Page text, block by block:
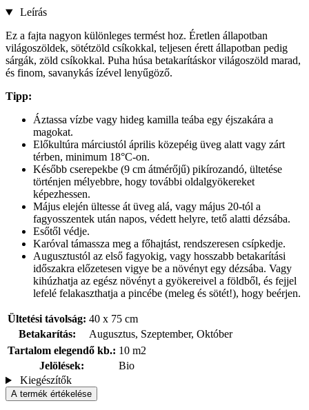
Leírás
Ez a fajta nagyon különleges termést hoz. Éretlen állapotban
világoszöldek, sötétzöld csíkokkal, teljesen érett állapotban pedig
sárgák, zöld csíkokkal. Puha húsa betakarításkor világoszöld marad,
és finom, savanykás ízével lenyűgöző.
Tipp:
Áztassa vízbe vagy hideg kamilla teába egy éjszakára a
magokat.
Előkultúra márciustól április közepéig üveg alatt vagy zárt
térben, minimum 18°C-on.
Később cserepekbe (9 cm átmérőjű) pikírozandó, ültetése
történjen mélyebbre, hogy további oldalgyökereket
képezhessen.
Május elején ültesse át üveg alá, vagy május 20-tól a
fagyosszentek után napos, védett helyre, tető alatti dézsába.
Esőtől védje.
Karóval támassza meg a főhajtást, rendszeresen csípkedje.
Augusztustól az első fagyokig, vagy hosszabb betakarítási
időszakra előzetesen vigye be a növényt egy dézsába. Vagy
kihúzhatja az egész növényt a gyökereivel a földből, és fejjel
lefelé felakaszthatja a pincébe (meleg és sötét!), hogy beérjen.
Ültetési távolság: 40 x 75 cm
Betakarítás:
Augusztus, Szeptember, Október
Tartalom elegendő kb.: 10 m2
Jelölések:
Bio
Kiegészítők
A termék értékelése